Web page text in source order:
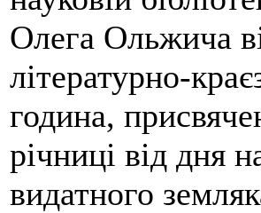
Олега Ольжича
літературно-
година,
річниці від дня
видатного